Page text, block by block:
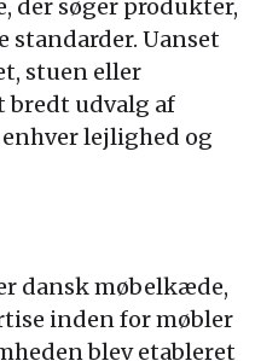
der søger produkter,
standarder. Uanset
stuen eller
bredt udvalg af
lejlighed og
dansk møbelkæde,
inden for møbler
blev etableret